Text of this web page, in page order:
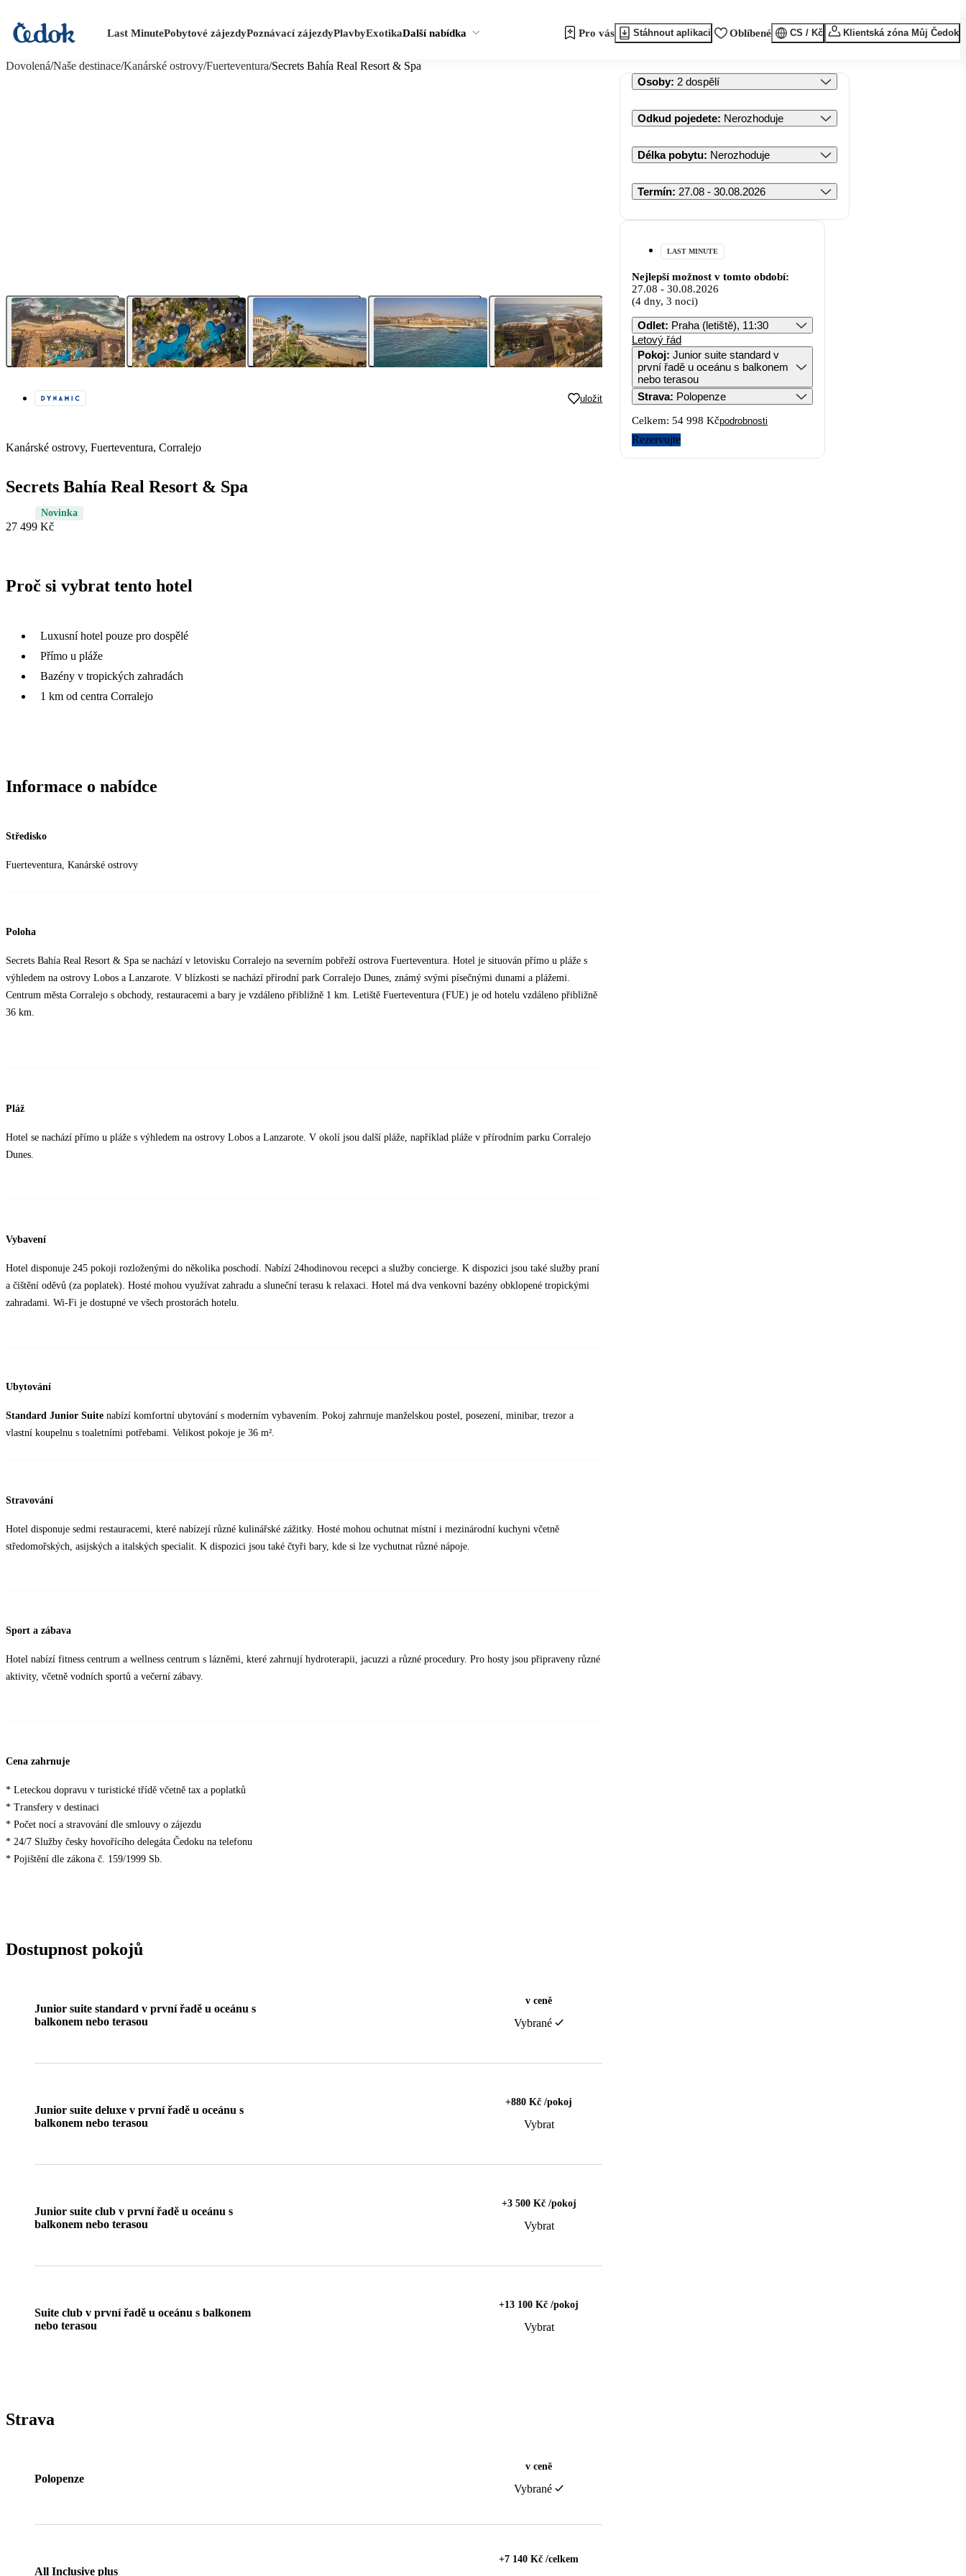
Last MinutePobytové zájezdyPoznávací zájezdyPlavbyExotikaDalší nabídka Pro vás Stáhnout aplikaci Oblíbené CS / Kč Klientská zóna Můj Čedok
Dovolená/Naše destinace/Kanárské ostrovy/Fuerteventura/Secrets Bahía Real Resort & Spa
uložit
Kanárské ostrovy, Fuerteventura, Corralejo
Secrets Bahía Real Resort & Spa
Novinka
27 499 Kč
Proč si vybrat tento hotel
Luxusní hotel pouze pro dospělé
Přímo u pláže
Bazény v tropických zahradách
1 km od centra Corralejo
Informace o nabídce
Středisko
Fuerteventura, Kanárské ostrovy
Poloha
Secrets Bahía Real Resort & Spa se nachází v letovisku Corralejo na severním pobřeží ostrova Fuerteventura. Hotel je situován přímo u pláže s
výhledem na ostrovy Lobos a Lanzarote. V blízkosti se nachází přírodní park Corralejo Dunes, známý svými písečnými dunami a plážemi.
Centrum města Corralejo s obchody, restauracemi a bary je vzdáleno přibližně 1 km. Letiště Fuerteventura (FUE) je od hotelu vzdáleno přibližně
36 km.
Pláž
Hotel se nachází přímo u pláže s výhledem na ostrovy Lobos a Lanzarote. V okolí jsou další pláže, například pláže v přírodním parku Corralejo
Dunes.
Vybavení
Hotel disponuje 245 pokoji rozloženými do několika poschodí. Nabízí 24hodinovou recepci a služby concierge. K dispozici jsou také služby praní
a čištění oděvů (za poplatek). Hosté mohou využívat zahradu a sluneční terasu k relaxaci. Hotel má dva venkovní bazény obklopené tropickými
zahradami. Wi-Fi je dostupné ve všech prostorách hotelu.
Ubytování
Standard Junior Suite nabízí komfortní ubytování s moderním vybavením. Pokoj zahrnuje manželskou postel, posezení, minibar, trezor a
vlastní koupelnu s toaletními potřebami. Velikost pokoje je 36 m².
Stravování
Hotel disponuje sedmi restauracemi, které nabízejí různé kulinářské zážitky. Hosté mohou ochutnat místní i mezinárodní kuchyni včetně
středomořských, asijských a italských specialit. K dispozici jsou také čtyři bary, kde si lze vychutnat různé nápoje.
Sport a zábava
Hotel nabízí fitness centrum a wellness centrum s lázněmi, které zahrnují hydroterapii, jacuzzi a různé procedury. Pro hosty jsou připraveny různé
aktivity, včetně vodních sportů a večerní zábavy.
Cena zahrnuje
* Leteckou dopravu v turistické třídě včetně tax a poplatků
* Transfery v destinaci
* Počet nocí a stravování dle smlouvy o zájezdu
* 24/7 Služby česky hovořícího delegáta Čedoku na telefonu
* Pojištění dle zákona č. 159/1999 Sb.
Dostupnost pokojů
Junior suite standard v první řadě u oceánu s
balkonem nebo terasou
v ceně
Vybrané
Junior suite deluxe v první řadě u oceánu s
balkonem nebo terasou
+880 Kč /pokoj
Vybrat
Junior suite club v první řadě u oceánu s
balkonem nebo terasou
+3 500 Kč /pokoj
Vybrat
Suite club v první řadě u oceánu s balkonem
nebo terasou
+13 100 Kč /pokoj
Vybrat
Strava
Polopenze
v ceně
Vybrané
All Inclusive plus
+7 140 Kč /celkem
Osoby: 2 dospělí
Odkud pojedete: Nerozhoduje
Délka pobytu: Nerozhoduje
Termín: 27.08 - 30.08.2026
LAST MINUTE
Nejlepší možnost v tomto období:
27.08 - 30.08.2026
(4 dny, 3 noci)
Odlet: Praha (letiště), 11:30
Letový řád
Pokoj: Junior suite standard v
první řadě u oceánu s balkonem
nebo terasou
Strava: Polopenze
Celkem: 54 998 Kčpodrobnosti
Rezervujte